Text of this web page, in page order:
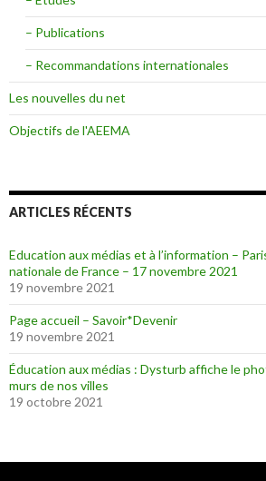
– Publications
– Recommandations internationales
Les nouvelles du net
Objectifs de l'AEEMA
ARTICLES RÉCENTS
Education aux médias et à l’information –
nationale de France – 17 novembre 2021
19 novembre 2021
Page accueil – Savoir*Devenir
19 novembre 2021
Éducation aux médias : Dysturb affiche le
murs de nos villes
19 octobre 2021